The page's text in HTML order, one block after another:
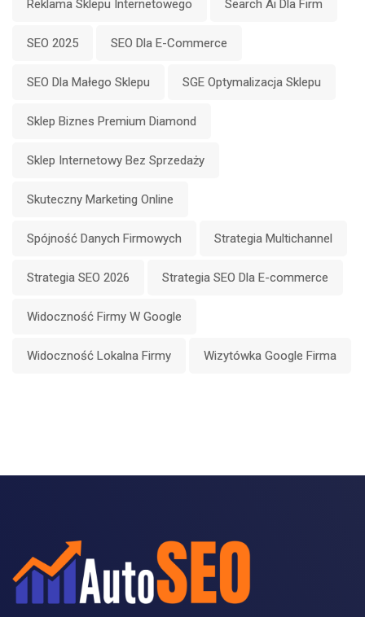
Reklama Sklepu Internetowego Search Ai Dla Firm
SEO 2025 SEO Dla E-Commerce
SEO Dla Małego Sklepu SGE Optymalizacja Sklepu
Sklep Biznes Premium Diamond
Sklep Internetowy Bez Sprzedaży
Skuteczny Marketing Online
Spójność Danych Firmowych Strategia Multichannel
Strategia SEO 2026 Strategia SEO Dla E-commerce
Widoczność Firmy W Google
Widoczność Lokalna Firmy Wizytówka Google Firma